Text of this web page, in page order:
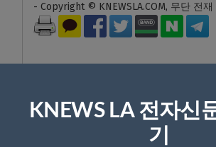
- Copyright © KNEWSLA.COM, 무단 전
답글 남기기
KNEWS LA 전자신
기